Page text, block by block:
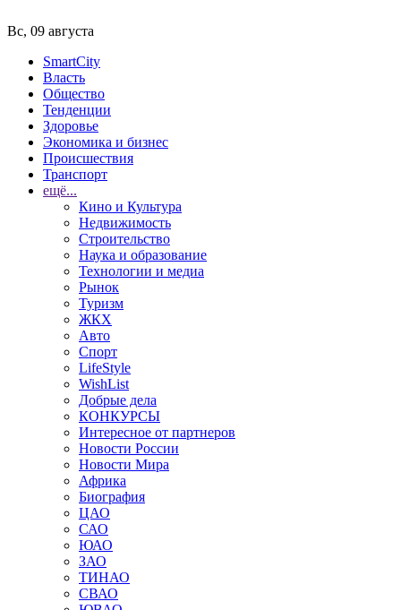
Вс, 09 августа
SmartCity
Власть
Общество
Тенденции
Здоровье
Экономика и бизнес
Происшествия
Транспорт
ещё...
Кино и Культура
Недвижимость
Строительство
Наука и образование
Технологии и медиа
Рынок
Туризм
ЖКХ
Авто
Спорт
LifeStyle
WishList
Добрые дела
КОНКУРСЫ
Интересное от партнеров
Новости России
Новости Мира
Африка
Биография
ЦАО
САО
ЮАО
ЗАО
ТИНАО
СВАО